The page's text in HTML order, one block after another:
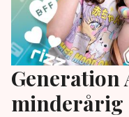
Generation